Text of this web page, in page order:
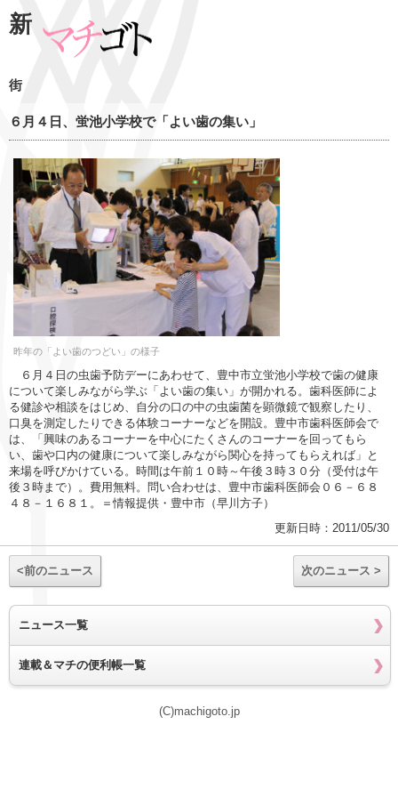
新
街
６月４日、蛍池小学校で「よい歯の集い」
昨年の「よい歯のつどい」の様子
６月４日の虫歯予防デーにあわせて、豊中市立蛍池小学校で歯の健康
について楽しみながら学ぶ「よい歯の集い」が開かれる。歯科医師によ
る健診や相談をはじめ、自分の口の中の虫歯菌を顕微鏡で観察したり、
口臭を測定したりできる体験コーナーなどを開設。豊中市歯科医師会で
は、「興味のあるコーナーを中心にたくさんのコーナーを回ってもら
い、歯や口内の健康について楽しみながら関心を持ってもらえれば」と
来場を呼びかけている。時間は午前１０時～午後３時３０分（受付は午
後３時まで）。費用無料。問い合わせは、豊中市歯科医師会０６－６８
４８－１６８１。＝情報提供・豊中市（早川方子）
更新日時：2011/05/30
<前のニュース 次のニュース >
ニュース一覧
連載＆マチの便利帳一覧
(C)machigoto.jp